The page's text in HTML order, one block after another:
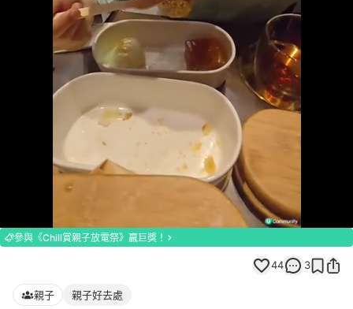
100.00%
參與《Chill賞親子放電祭》贏巨獎！
44 3
親子 親子好去處